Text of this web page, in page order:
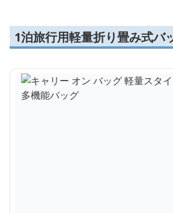
1泊旅行用軽量折り畳み式バ